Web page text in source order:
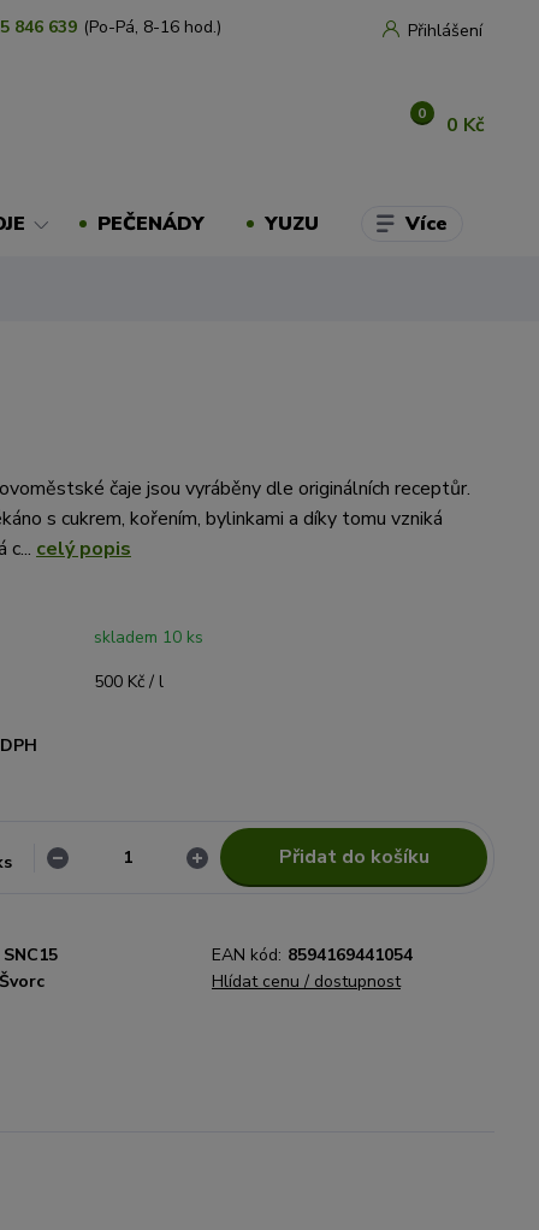
Přihlášení
846 639 (Po-Pá, 8-16 hod.)
0 0 Kč
PEČENÁDY YUZU Více
čaje jsou vyráběny dle originálních receptůr.
s cukrem, kořením, bylinkami a díky tomu vzniká
c... celý popis
skladem 10 ks
500 Kč / l
Přidat do košíku
SNC15 EAN kód: 8594169441054
Hlídat cenu / dostupnost